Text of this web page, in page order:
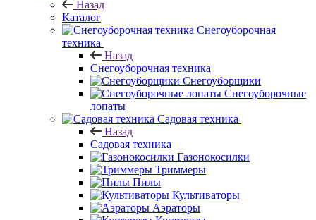
Назад
Каталог
Снегоуборочная
техника
Назад
Снегоуборочная техника
Снегоуборщики
Снегоуборочные
лопаты
Садовая техника
Назад
Садовая техника
Газонокосилки
Триммеры
Пилы
Культиваторы
Аэраторы